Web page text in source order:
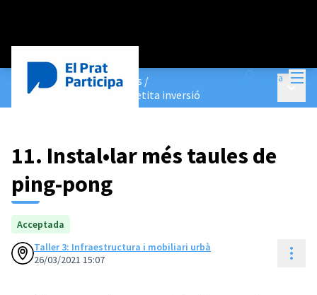
Entra
Pressupostos Participatius /
Votacions: propostes de petita inversió
11. Instal•lar més taules de
ping-pong
Acceptada
Taller 3: Infraestructura i mobiliari urbà
26/03/2021 15:07